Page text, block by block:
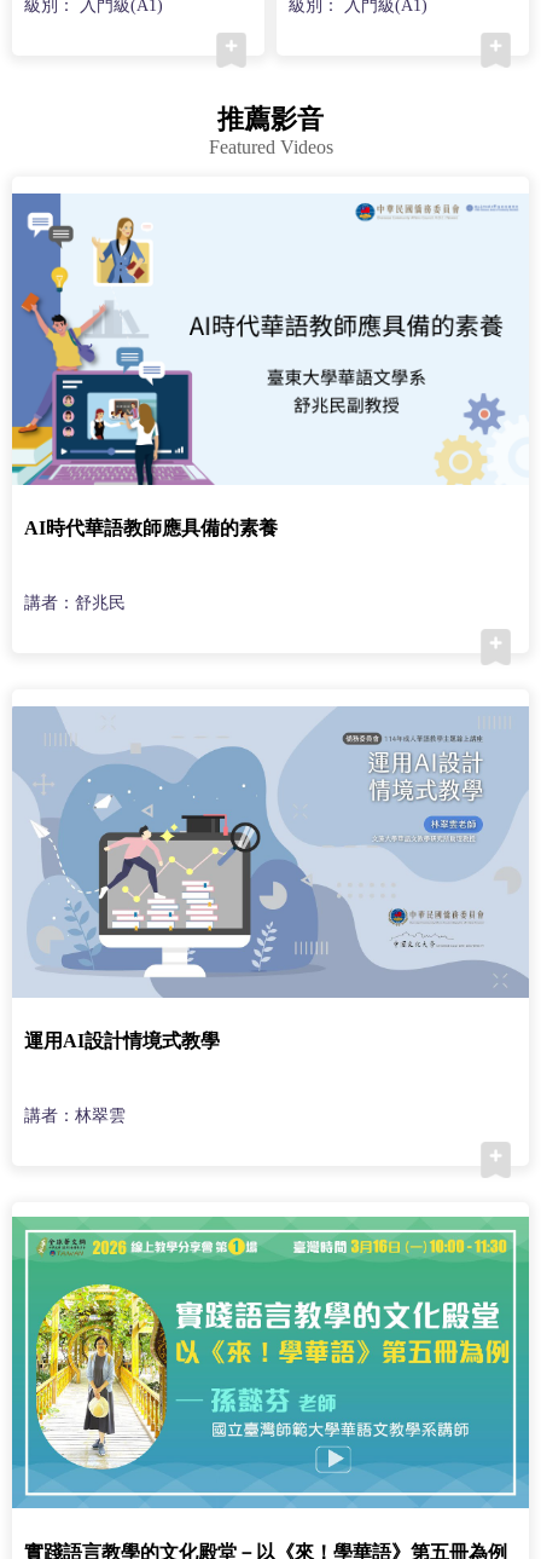
級別： 入門級(A1)
級別： 入門級(A1)
推薦影音
Featured Videos
AI時代華語教師應具備的素養
講者：舒兆民
運用AI設計情境式教學
講者：林翠雲
實踐語言教學的文化殿堂－以《來！學華語》第五冊為例